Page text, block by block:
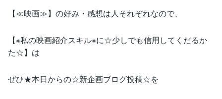
【≪映画≫】の好み・感想は人それぞれなので、
【※私の映画紹介スキル※に☆少しでも信用してくだるか
た☆】は
ぜひ★本日からの☆新企画ブログ投稿☆を